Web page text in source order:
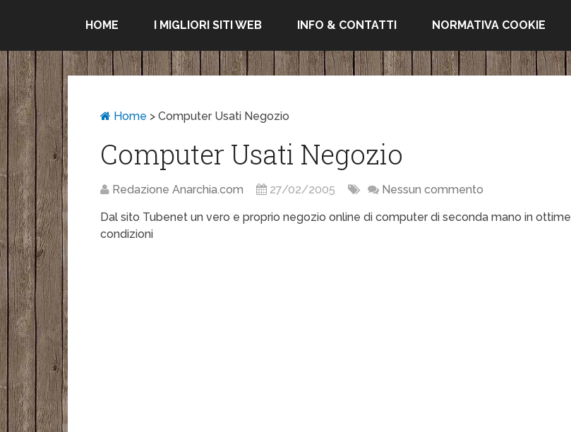
HOME I MIGLIORI SITI WEB INFO & CONTATTI NORMATIVA COOKIE
Home >Computer Usati Negozio
Computer Usati Negozio
Redazione Anarchia.com 27/02/2005 Nessun commento
Dal sito Tubenet un vero e proprio negozio online di computer di seconda mano in ottime
condizioni